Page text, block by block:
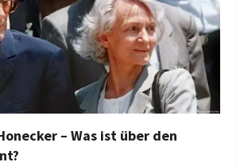
– Was ist über den